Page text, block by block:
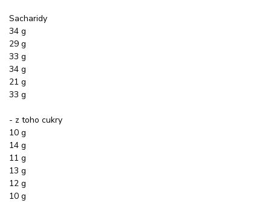
Sacharidy
34 g
29 g
33 g
34 g
21 g
33 g
- z toho cukry
10 g
14 g
11 g
13 g
12 g
10 g